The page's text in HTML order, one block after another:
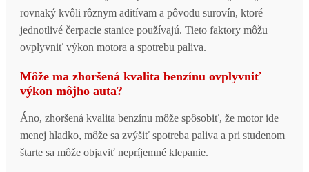
rovnaký kvôli rôznym aditívam a pôvodu surovín, ktoré
jednotlivé čerpacie stanice používajú. Tieto faktory môžu
ovplyvniť výkon motora a spotrebu paliva.
Môže ma zhoršená kvalita benzínu ovplyvniť
výkon môjho auta?
Áno, zhoršená kvalita benzínu môže spôsobiť, že motor ide
menej hladko, môže sa zvýšiť spotreba paliva a pri studenom
štarte sa môže objaviť nepríjemné klepanie.